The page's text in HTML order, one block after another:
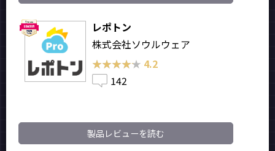
レポトン
株式会社ソウルウェア
★★★★★
★★★★★ 4.2
142
製品レビューを読む